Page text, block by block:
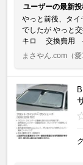
ユーザーの最新
やっと前後、タイ
でしたが やっと
キロ 交換費用
まさやん.com （